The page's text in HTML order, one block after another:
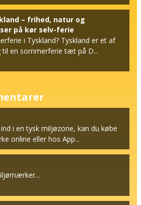
– frihed, natur og
på kør selv-ferie
i Tyskland? Tyskland er et af
til en sommerferie tæt på D...
i en tysk miljøzone, kan du købe
online eller hos App...